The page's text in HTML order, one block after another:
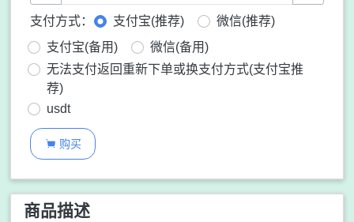
支付方式： 支付宝(推荐)
微信(推荐)
支付宝(备用)
微信(备用)
无法支付返回重新下单或换支付方式(支付宝推
荐)
usdt
 购买
商品描述